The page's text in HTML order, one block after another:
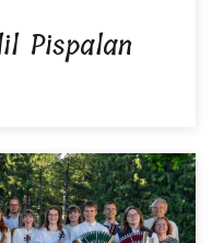
Pispalan